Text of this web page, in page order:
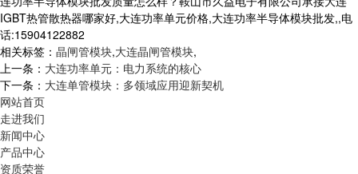
IGBT热管散热器哪家好,大连功率单元价格,大连功率半导体模块批发,,电
话:15904122882
相关标签： 晶闸管模块,大连晶闸管模块,
上一条： 大连功率单元：电力系统的核心
下一条： 大连单管模块：多领域应用迎新契机​
网站首页
走进我们
新闻中心
产品中心
资质荣誉